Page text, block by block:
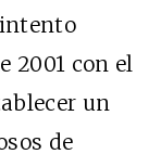
2001 con el
un
de